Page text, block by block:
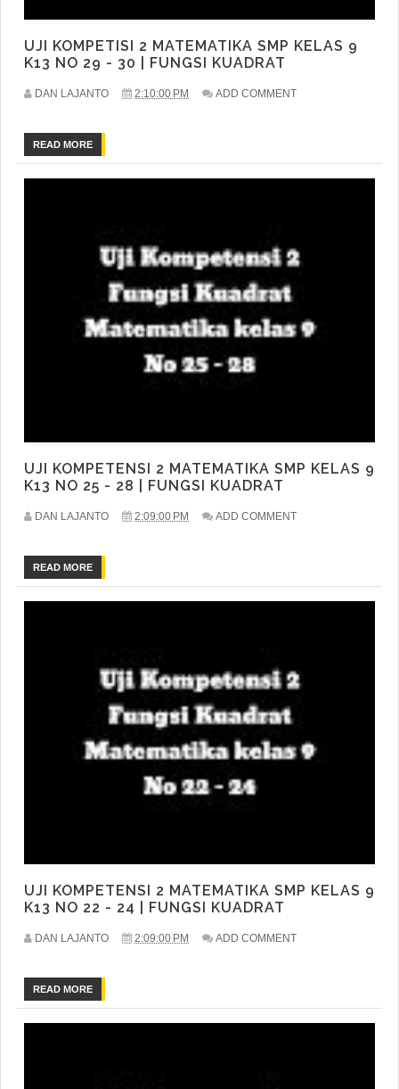
UJI KOMPETISI 2 MATEMATIKA SMP KELAS 9
K13 NO 29 - 30 | FUNGSI KUADRAT
DAN LAJANTO 2:10:00 PM ADD COMMENT
READ MORE
UJI KOMPETENSI 2 MATEMATIKA SMP KELAS 9
K13 NO 25 - 28 | FUNGSI KUADRAT
DAN LAJANTO 2:09:00 PM ADD COMMENT
READ MORE
UJI KOMPETENSI 2 MATEMATIKA SMP KELAS 9
K13 NO 22 - 24 | FUNGSI KUADRAT
DAN LAJANTO 2:09:00 PM ADD COMMENT
READ MORE